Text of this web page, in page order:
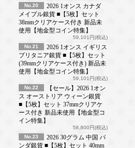
No.20
2026 1オンス カナダ
メイプル銀貨 ■【5枚】セット
38mmクリアケース付き 新品未
使用【地金型コイン特集】
59,101円(税込)
No.21
2026 1オンス イギリス
ブリタニア銀貨 ■【5枚】セット
(39mmクリアケース付き) 新品未
使用【地金型コイン特集】
59,101円(税込)
No.22
【セール】2026 1オン
ス オーストリア ウィーン銀貨
■【5枚】セット 37mmクリアケ
ース付き 新品未使用【地金型コ
イン特集】
58,800円(税込)
No.23
2026 30グラム 中国 パ
ンダ銀貨 ■【5枚】セット 40mm